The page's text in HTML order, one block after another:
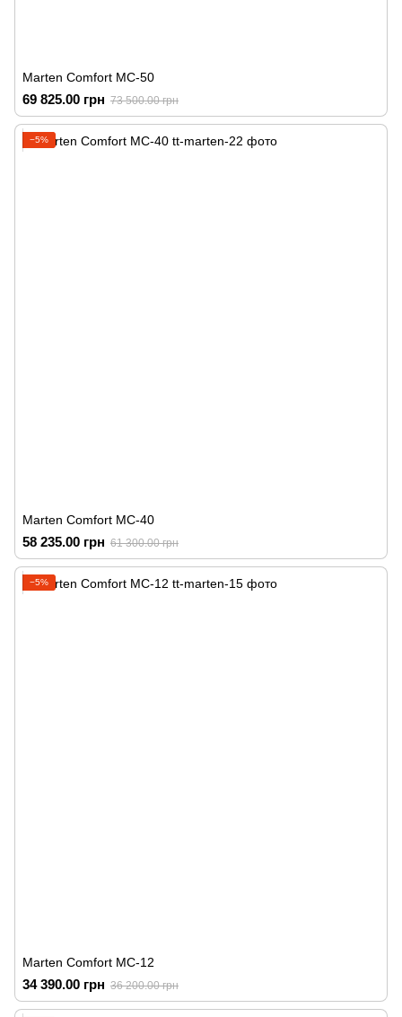
Marten Comfort MC-50
69 825.00 грн 73 500.00 грн
−5%
Marten Comfort MC-40
58 235.00 грн 61 300.00 грн
−5%
Marten Comfort MC-12
34 390.00 грн 36 200.00 грн